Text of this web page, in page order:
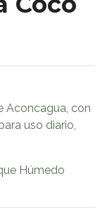
Aconcagua, con
uso diario,
Húmedo